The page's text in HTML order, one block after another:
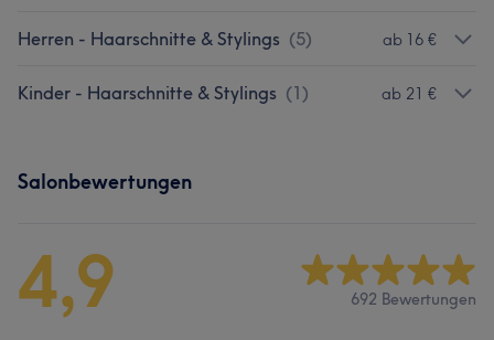
Herren - Haarschnitte & Stylings (5) ab 16 €
Kinder - Haarschnitte & Stylings (1) ab 21 €
Salonbewertungen
4,9 692 Bewertungen